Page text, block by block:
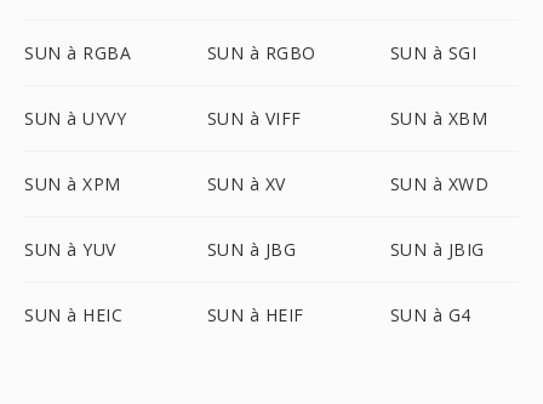
SUN à RGBA SUN à RGBO SUN à SGI
SUN à UYVY SUN à VIFF SUN à XBM
SUN à XPM SUN à XV SUN à XWD
SUN à YUV SUN à JBG SUN à JBIG
SUN à HEIC SUN à HEIF SUN à G4